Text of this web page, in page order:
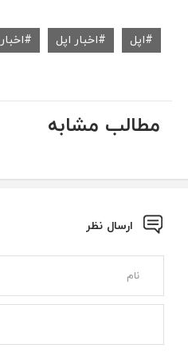
اپل اخبار اپل
مطالب مشابه
ارسال نظر